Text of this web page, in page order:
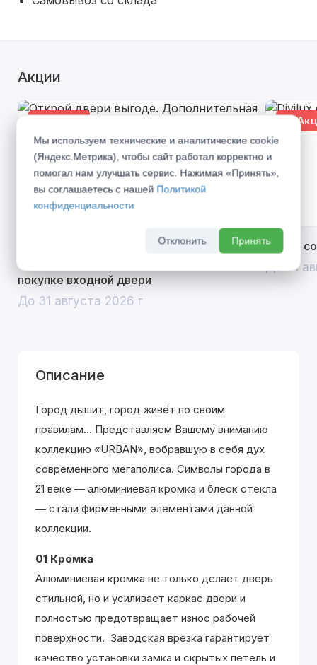
Акции
Открой двери выгоде. Дополнительная
скидка 10% на межкомнатные двери при
покупке входной двери
До 31 августа 2026 г
%
Divilux
До 31
Описание
Город дышит, город живёт по своим
правилам... Представляем Вашему вниманию
коллекцию «URBAN», вобравшую в себя дух
современного мегаполиса. Символы города в
21 веке — алюминиевая кромка и блеск стекла
— стали фирменными элементами данной
коллекции.
01 Кромка
Алюминиевая кромка не только делает дверь
стильной, но и усиливает каркас двери и
полностью предотвращает износ рабочей
поверхности. Заводская врезка гарантирует
качество установки замка и скрытых петель и
Мы используем технические и аналитические cookie
(Яндекс.Метрика), чтобы сайт работал корректно и
помогал нам улучшать сервис. Нажимая «Принять»,
вы соглашаетесь с нашей Политикой
конфиденциальности
Отклонить Принять